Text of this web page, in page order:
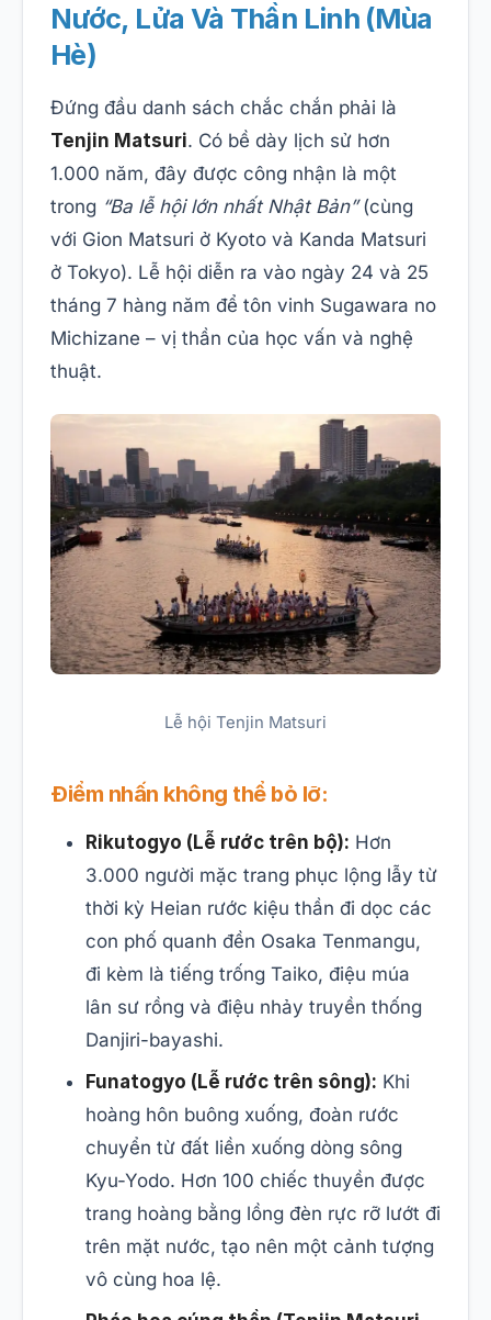
Nước, Lửa Và Thần Linh (Mùa
Hè)
Đứng đầu danh sách chắc chắn phải là
Tenjin Matsuri. Có bề dày lịch sử hơn
1.000 năm, đây được công nhận là một
trong “Ba lễ hội lớn nhất Nhật Bản”(cùng
với Gion Matsuri ở Kyoto và Kanda Matsuri
ở Tokyo). Lễ hội diễn ra vào ngày 24 và 25
tháng 7 hàng năm để tôn vinh Sugawara no
Michizane – vị thần của học vấn và nghệ
thuật.
Lễ hội Tenjin Matsuri
Điểm nhấn không thể bỏ lỡ:
Rikutogyo (Lễ rước trên bộ): Hơn
3.000 người mặc trang phục lộng lẫy từ
thời kỳ Heian rước kiệu thần đi dọc các
con phố quanh đền Osaka Tenmangu,
đi kèm là tiếng trống Taiko, điệu múa
lân sư rồng và điệu nhảy truyền thống
Danjiri-bayashi.
Funatogyo (Lễ rước trên sông): Khi
hoàng hôn buông xuống, đoàn rước
chuyển từ đất liền xuống dòng sông
Kyu-Yodo. Hơn 100 chiếc thuyền được
trang hoàng bằng lồng đèn rực rỡ lướt đi
trên mặt nước, tạo nên một cảnh tượng
vô cùng hoa lệ.